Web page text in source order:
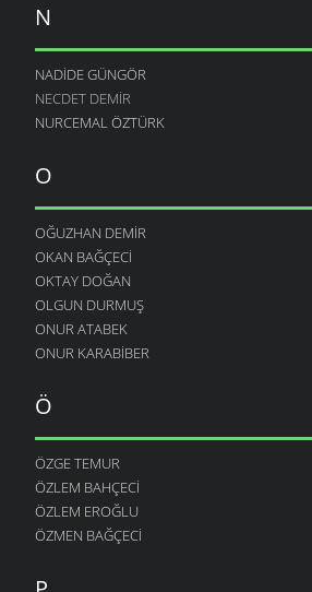
N
NADIDE GÜNGÖR
NECDET DEMIR
NURCEMAL ÖZTÜRK
O
OĞUZHAN DEMIR
OKAN BAĞÇECI
OKTAY DOĞAN
OLGUN DURMUŞ
ONUR ATABEK
ONUR KARABIBER
Ö
ÖZGE TEMUR
ÖZLEM BAHÇECI
ÖZLEM EROĞLU
ÖZMEN BAĞÇECI